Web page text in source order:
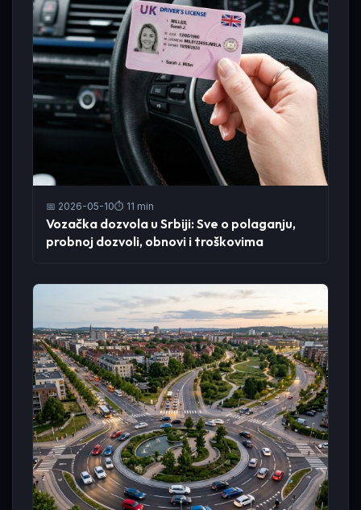
📅 2026-05-10⏱️ 11 min
Vozačka dozvola u Srbiji: Sve o polaganju,
probnoj dozvoli, obnovi i troškovima